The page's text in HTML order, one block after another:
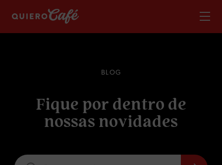
BL OG
Fique por dentro de
nossas novidades